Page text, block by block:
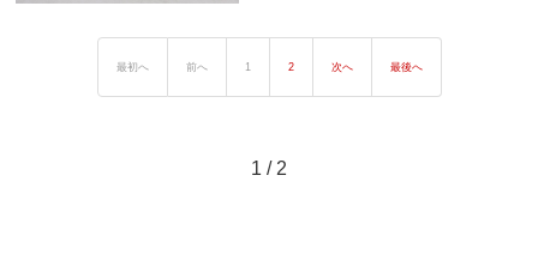
最初へ 前へ 1 2 次へ 最後へ
1 / 2